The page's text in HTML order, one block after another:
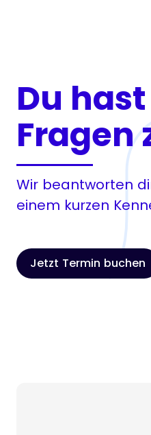
Du
Fragen
Wir beantworten
einem kurzen
Jetzt Termin buchen